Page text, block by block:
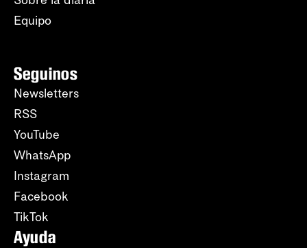
Equipo
Seguinos
Newsletters
RSS
YouTube
WhatsApp
Instagram
Facebook
TikTok
Ayuda